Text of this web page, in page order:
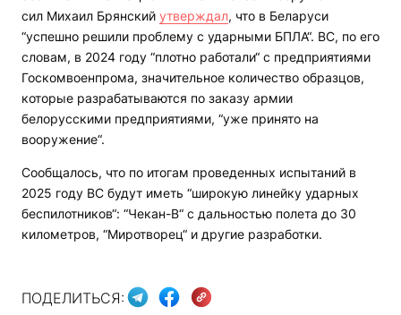
сил Михаил Брянский утверждал, что в Беларуси
“успешно решили проблему с ударными БПЛА“. ВС, по его
словам, в 2024 году “плотно работали“ с предприятиями
Госкомвоенпрома, значительное количество образцов,
которые разрабатываются по заказу армии
белорусскими предприятиями, “уже принято на
вооружение“.
Сообщалось, что по итогам проведенных испытаний в
2025 году ВС будут иметь “широкую линейку ударных
беспилотников“: “Чекан-В“ с дальностью полета до 30
километров, “Миротворец“ и другие разработки.
ПОДЕЛИТЬСЯ: